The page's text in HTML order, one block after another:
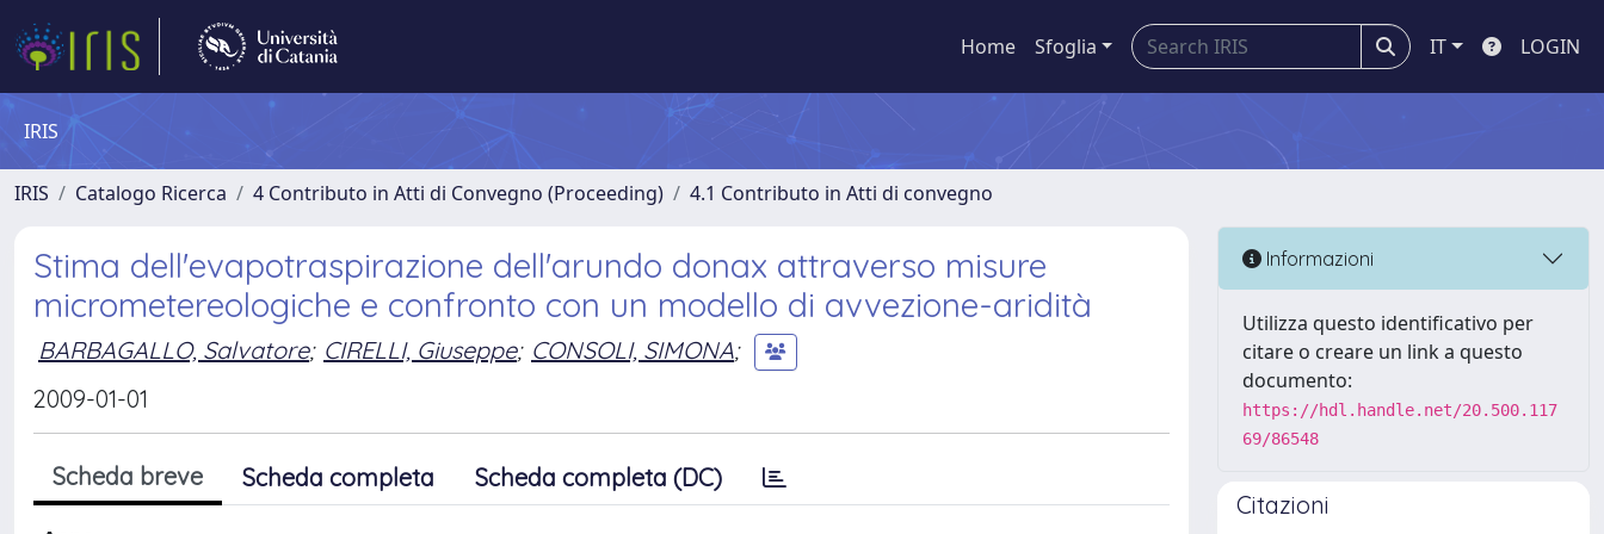
Home Sfoglia IT LOGIN
IRIS
IRIS Catalogo Ricerca 4 Contributo in Atti di Convegno (Proceeding) 4.1 Contributo in Atti di convegno
Stima dell'evapotraspirazione dell'arundo donax attraverso misure
micrometereologiche e confronto con un modello di avvezione-aridità
BARBAGALLO, Salvatore; CIRELLI, Giuseppe; CONSOLI, SIMONA;
2009-01-01
Scheda breve Scheda completa Scheda completa (DC)
Informazioni
Utilizza questo identificativo per
citare o creare un link a questo
documento:
https://hdl.handle.net/20.500.117
69/86548
Citazioni